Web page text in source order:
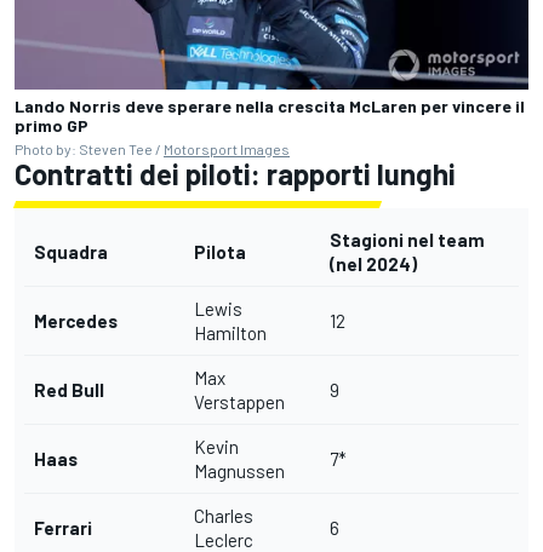
Lando Norris deve sperare nella crescita McLaren per vincere il
primo GP
Photo by: Steven Tee / Motorsport Images
Contratti dei piloti: rapporti lunghi
Squadra Pilota
Stagioni nel team
(nel 2024)
Mercedes
Lewis
Hamilton
12
Red Bull
Max
Verstappen
9
Haas
Kevin
Magnussen
7*
Ferrari
Charles
Leclerc
6